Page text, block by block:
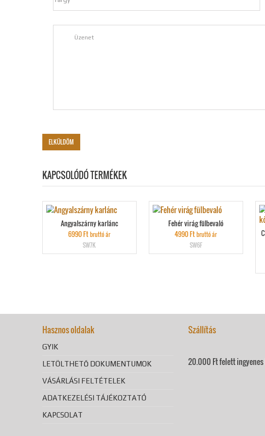
KAPCSOLÓDÓ TERMÉKEK
Angyalszárny karlánc
6990Ftbruttó ár
SW7K
Fehér virág fülbevaló
4990Ftbruttó ár
SW6F
Hasznos oldalak
GYIK
LETÖLTHETŐ DOKUMENTUMOK
VÁSÁRLÁSI FELTÉTELEK
ADATKEZELÉSI TÁJÉKOZTATÓ
KAPCSOLAT
Szállítás
20.000 Ft felett